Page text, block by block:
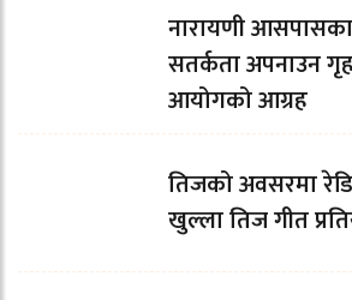
नारायणी
सतर्कता अपनाउन
आयोगको आग्रह
तिजको अवसरमा
खुल्ला तिज गीत